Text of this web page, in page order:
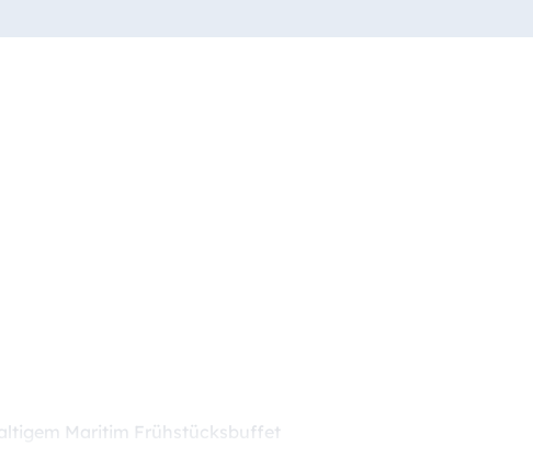
Maritim Frühstücksbuffet